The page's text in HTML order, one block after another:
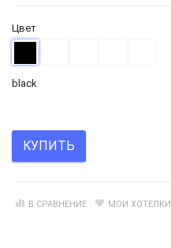
Цвет
black
КУПИТЬ
В СРАВНЕНИЕ МОИ ХОТЕЛКИ